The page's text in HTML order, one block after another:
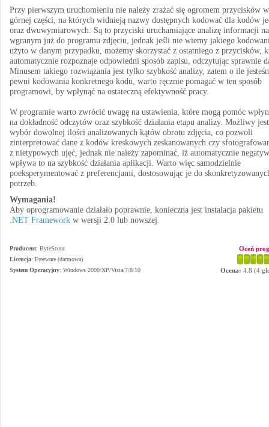
Przy pierwszym uruchomieniu nie należy zrażać się ogromem przycisków w
górnej części, na których widnieją nazwy dostępnych kodować dla kodów
oraz dwuwymiarowych. Są to przyciski uruchamiające analizę informacji na
wgranym już do programu zdjęciu, jednak jeśli nie wiemy jakiego
użyto w danym przypadku, możemy skorzystać z ostatniego z przycisków,
automatycznie rozpoznaje odpowiedni sposób zapisu, odczytując sprawnie
Minusem takiego rozwiązania jest tylko szybkość analizy, zatem o ile
pewni kodowania konkretnego kodu, warto ręcznie pomagać w ten sposób
programowi, by wpłynąć na ostateczną efektywność pracy.
W programie warto zwrócić uwagę na ustawienia, które mogą pomóc
na dokładność odczytów oraz szybkość działania etapu analizy. Możliwy jest
wybór dowolnej ilości analizowanych kątów obrotu zdjęcia, co pozwoli
zinterpretować dane z kodów kreskowych zeskanowanych czy
z nietypowych ujęć, jednak nie należy zapominać, iż automatycznie
wpływa to na szybkość działania aplikacji. Warto więc samodzielnie
poeksperymentować z preferencjami, dostosowując je do
potrzeb.
Wymagania!
Aby oprogramowanie działało poprawnie, konieczna jest instalacja pakietu
.NET Framework w wersji 2.0 lub nowszej.
Producent: ByteScout
Licencja: Freeware (darmowa)
System Operacyjny: Windows 2000/XP/Vista/7/8/10
Oceń
Ocena: 4.8 (4